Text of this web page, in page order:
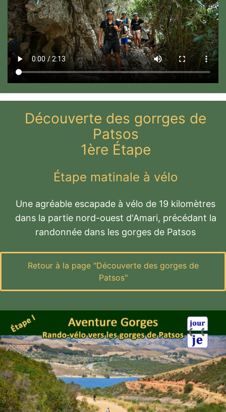
Découverte des gorrges de
Patsos
1ère Étape
Étape matinale à vélo
Une agréable escapade à vélo de 19 kilomètres
dans la partie nord-ouest d'Amari, précédant la
randonnée dans les gorges de Patsos
Retour à la page "Découverte des gorges de
Patsos"